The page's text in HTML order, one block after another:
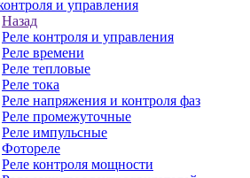
и управления
Назад
Реле контроля и управления
Реле времени
Реле тепловые
Реле тока
Реле напряжения и контроля фаз
Реле промежуточные
Реле импульсные
Фотореле
Реле контроля мощности